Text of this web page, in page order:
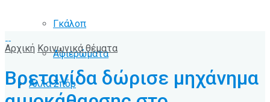
Γκάλοπ
Αφιερώματα
Άλλα Σπόρ
Αρχική Κοινωνικά θέματα
Βρετανίδα δώρισε μηχάνημα